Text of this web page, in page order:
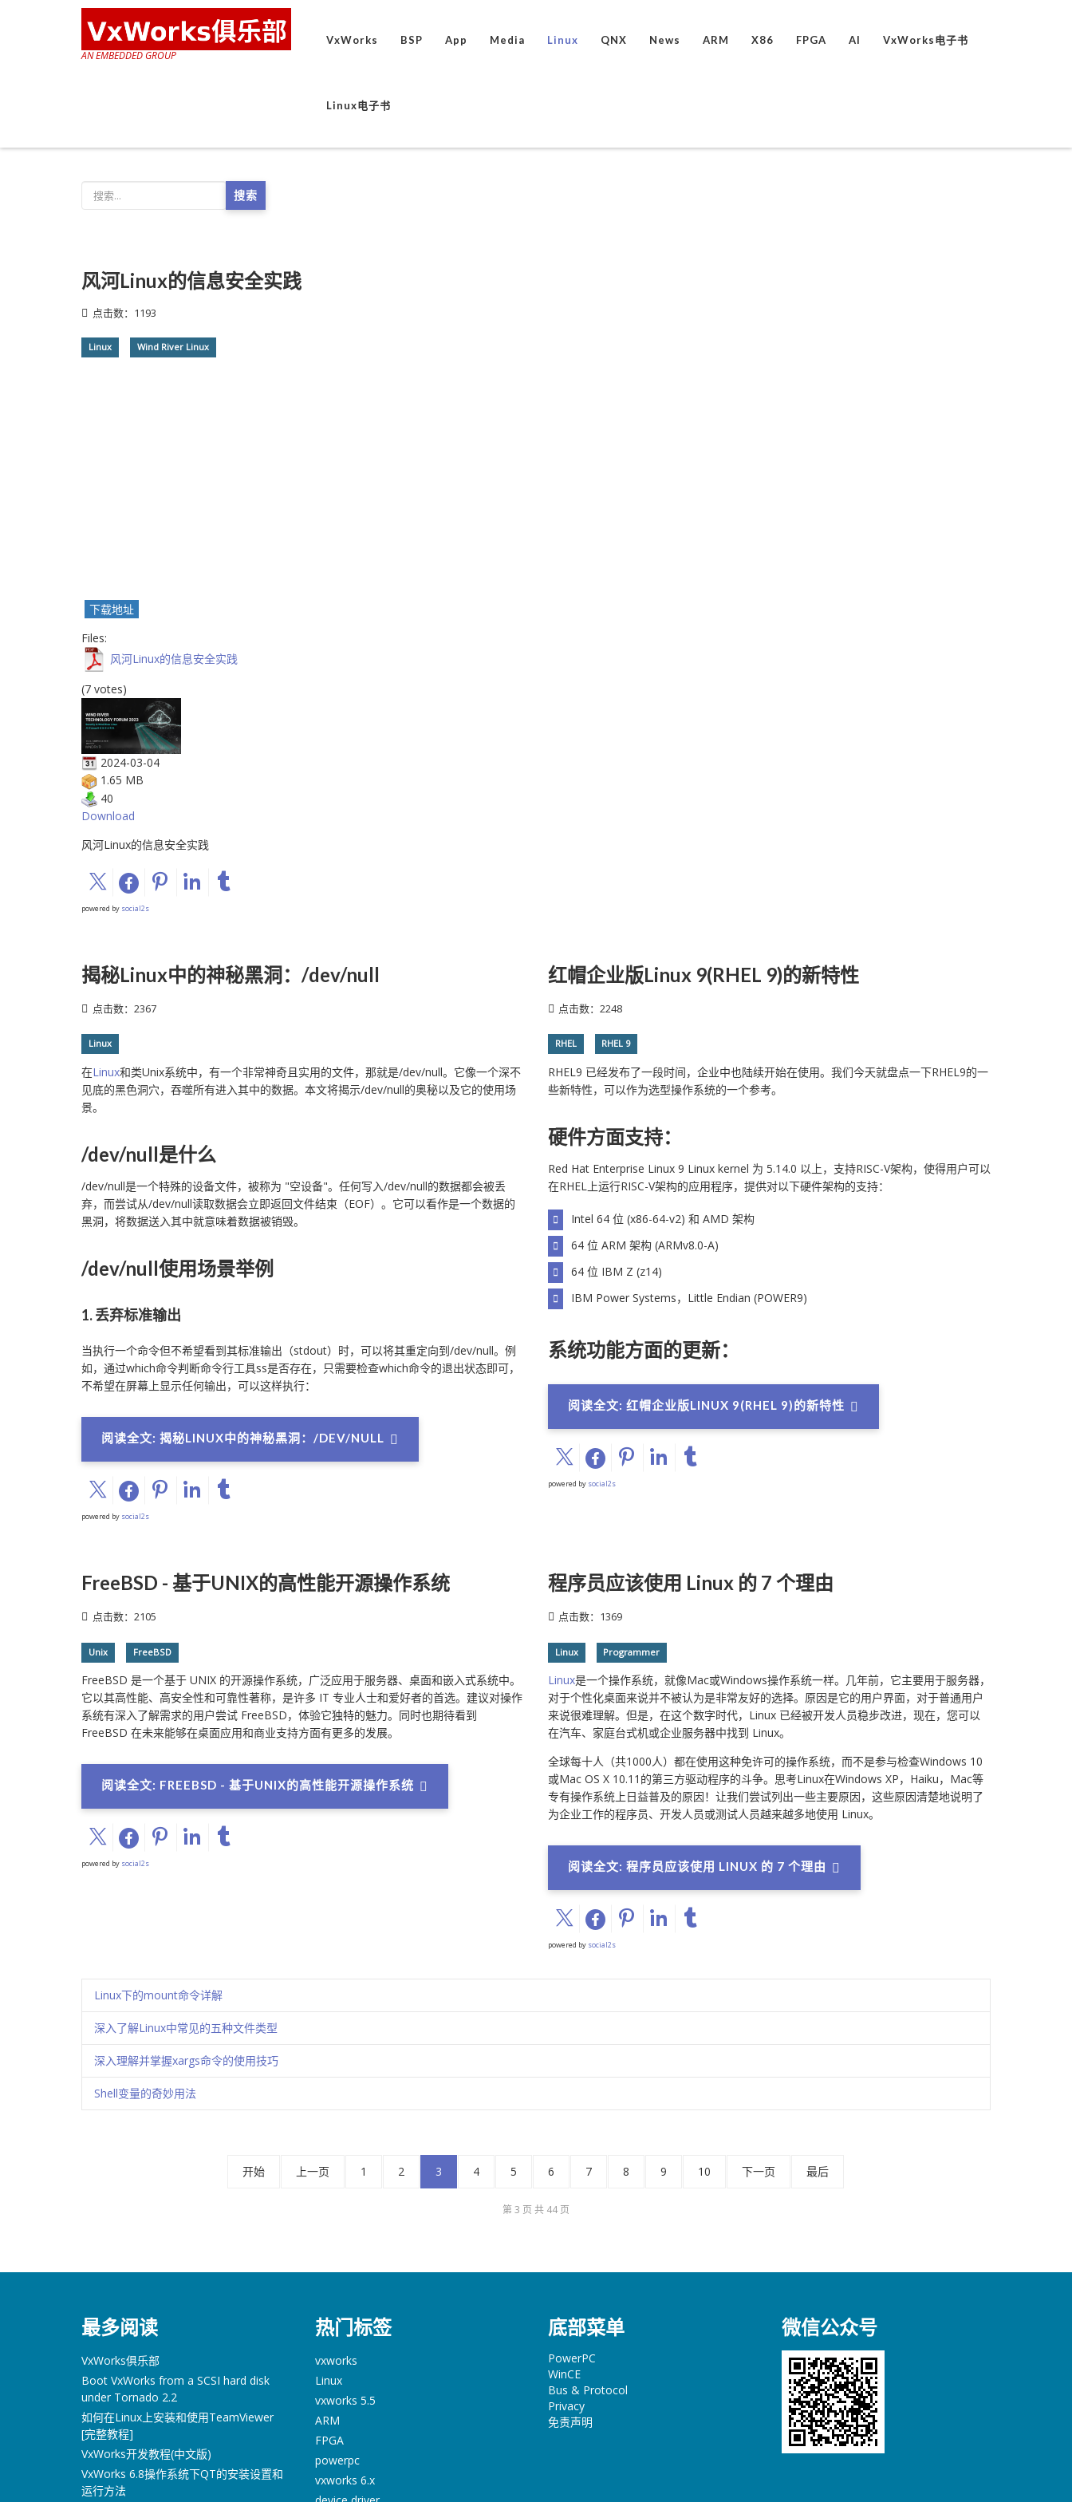
AN EMBEDDED GROUP
VxWorks BSP App Media Linux QNX News ARM X86 FPGA AI VxWorks电子书
Linux电子书
搜索
风河Linux的信息安全实践
点击数：1193
Linux Wind River Linux
下载地址
Files:
风河Linux的信息安全实践
(7 votes)
2024-03-04
1.65 MB
40
Download
风河Linux的信息安全实践
powered by social2s
揭秘Linux中的神秘黑洞：/dev/null
点击数：2367
Linux
在Linux和类Unix系统中，有一个非常神奇且实用的文件，那就是/dev/null。它像一个深不
见底的黑色洞穴，吞噬所有进入其中的数据。本文将揭示/dev/null的奥秘以及它的使用场
景。
/dev/null是什么
/dev/null是一个特殊的设备文件，被称为 "空设备"。任何写入/dev/null的数据都会被丢
弃，而尝试从/dev/null读取数据会立即返回文件结束（EOF）。它可以看作是一个数据的
黑洞，将数据送入其中就意味着数据被销毁。
/dev/null使用场景举例
1. 丢弃标准输出
当执行一个命令但不希望看到其标准输出（stdout）时，可以将其重定向到/dev/null。例
如，通过which命令判断命令行工具ss是否存在，只需要检查which命令的退出状态即可，
不希望在屏幕上显示任何输出，可以这样执行：
阅读全文: 揭秘LINUX中的神秘黑洞：/DEV/NULL
powered by social2s
红帽企业版Linux 9(RHEL 9)的新特性
点击数：2248
RHEL RHEL 9
RHEL9 已经发布了一段时间，企业中也陆续开始在使用。我们今天就盘点一下RHEL9的一
些新特性，可以作为选型操作系统的一个参考。
硬件方面支持：
Red Hat Enterprise Linux 9 Linux kernel 为 5.14.0 以上，支持RISC-V架构，使得用户可以
在RHEL上运行RISC-V架构的应用程序，提供对以下硬件架构的支持：
Intel 64 位 (x86-64-v2) 和 AMD 架构
64 位 ARM 架构 (ARMv8.0-A)
64 位 IBM Z (z14)
IBM Power Systems，Little Endian (POWER9)
系统功能方面的更新：
阅读全文: 红帽企业版LINUX 9(RHEL 9)的新特性
powered by social2s
FreeBSD - 基于UNIX的高性能开源操作系统
点击数：2105
Unix FreeBSD
FreeBSD 是一个基于 UNIX 的开源操作系统，广泛应用于服务器、桌面和嵌入式系统中。
它以其高性能、高安全性和可靠性著称，是许多 IT 专业人士和爱好者的首选。建议对操作
系统有深入了解需求的用户尝试 FreeBSD，体验它独特的魅力。同时也期待看到
FreeBSD 在未来能够在桌面应用和商业支持方面有更多的发展。
阅读全文: FREEBSD - 基于UNIX的高性能开源操作系统
powered by social2s
程序员应该使用 Linux 的 7 个理由
点击数：1369
Linux Programmer
Linux是一个操作系统，就像Mac或Windows操作系统一样。几年前，它主要用于服务器，
对于个性化桌面来说并不被认为是非常友好的选择。原因是它的用户界面，对于普通用户
来说很难理解。但是，在这个数字时代，Linux 已经被开发人员稳步改进，现在，您可以
在汽车、家庭台式机或企业服务器中找到 Linux。
全球每十人（共1000人）都在使用这种免许可的操作系统，而不是参与检查Windows 10
或Mac OS X 10.11的第三方驱动程序的斗争。思考Linux在Windows XP，Haiku，Mac等
专有操作系统上日益普及的原因！让我们尝试列出一些主要原因，这些原因清楚地说明了
为企业工作的程序员、开发人员或测试人员越来越多地使用 Linux。
阅读全文: 程序员应该使用 LINUX 的 7 个理由
powered by social2s
Linux下的mount命令详解
深入了解Linux中常见的五种文件类型
深入理解并掌握xargs命令的使用技巧
Shell变量的奇妙用法
第 3 页 共 44 页
开始 上一页 1 2 3 4 5 6 7 8 9 10 下一页 最后
最多阅读
VxWorks俱乐部
Boot VxWorks from a SCSI hard disk
under Tornado 2.2
如何在Linux上安装和使用TeamViewer
[完整教程]
VxWorks开发教程(中文版)
VxWorks 6.8操作系统下QT的安装设置和
运行方法
热门标签
vxworks
Linux
vxworks 5.5
ARM
FPGA
powerpc
vxworks 6.x
底部菜单
PowerPC
WinCE
Bus & Protocol
Privacy
免责声明
微信公众号